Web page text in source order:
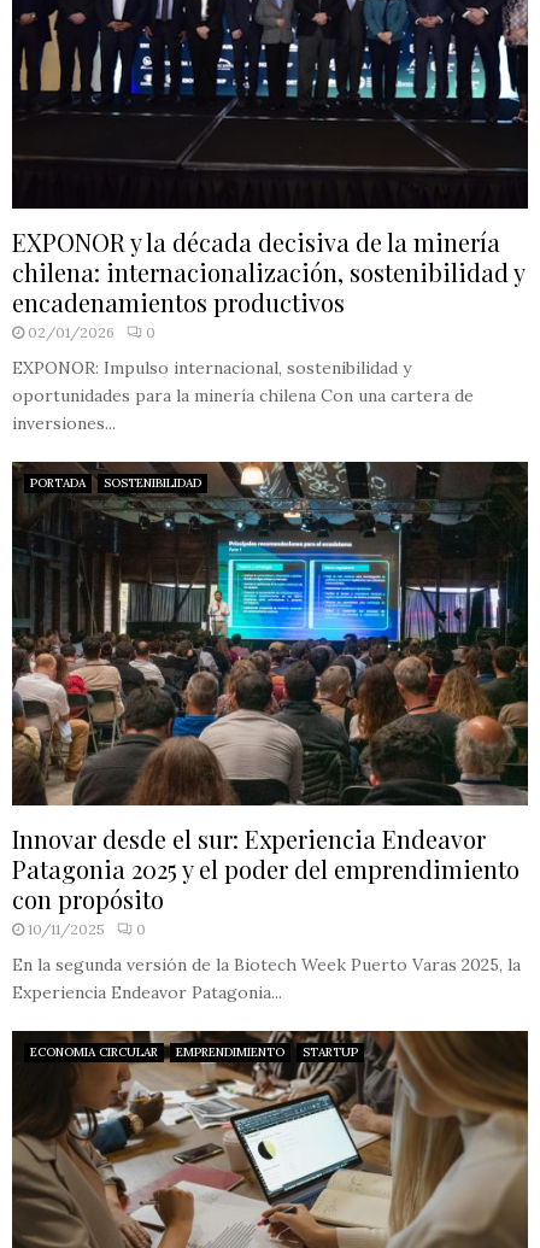
EXPONOR y la década decisiva de la minería
chilena: internacionalización, sostenibilidad y
encadenamientos productivos
02/01/2026 0
EXPONOR: Impulso internacional, sostenibilidad y
oportunidades para la minería chilena Con una cartera de
inversiones...
PORTADA SOSTENIBILIDAD
Innovar desde el sur: Experiencia Endeavor
Patagonia 2025 y el poder del emprendimiento
con propósito
10/11/2025 0
En la segunda versión de la Biotech Week Puerto Varas 2025, la
Experiencia Endeavor Patagonia...
ECONOMIA CIRCULAR EMPRENDIMIENTO STARTUP